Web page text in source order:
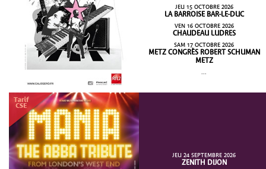
JEU 15 OCTOBRE 2026
LA BARROISE BAR-LE-DUC
VEN 16 OCTOBRE 2026
CHAUDEAU LUDRES
SAM 17 OCTOBRE 2026
METZ CONGRÈS ROBERT SCHUMAN
METZ
JEU 24 SEPTEMBRE 2026
ZENITH DIJON